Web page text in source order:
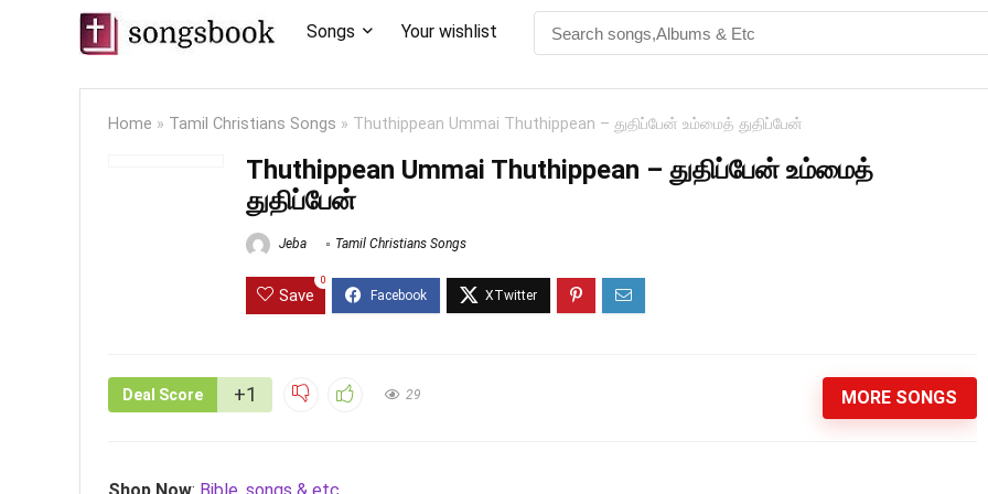
Songs Your wishlist
Home » Tamil Christians Songs » Thuthippean Ummai Thuthippean – துதிப்பேன் உம்மைத் துதிப்பேன்
Thuthippean Ummai Thuthippean – துதிப்பேன் உம்மைத்
துதிப்பேன்
Jeba Tamil Christians Songs
Save
0
Deal Score +1 29 MORE SONGS